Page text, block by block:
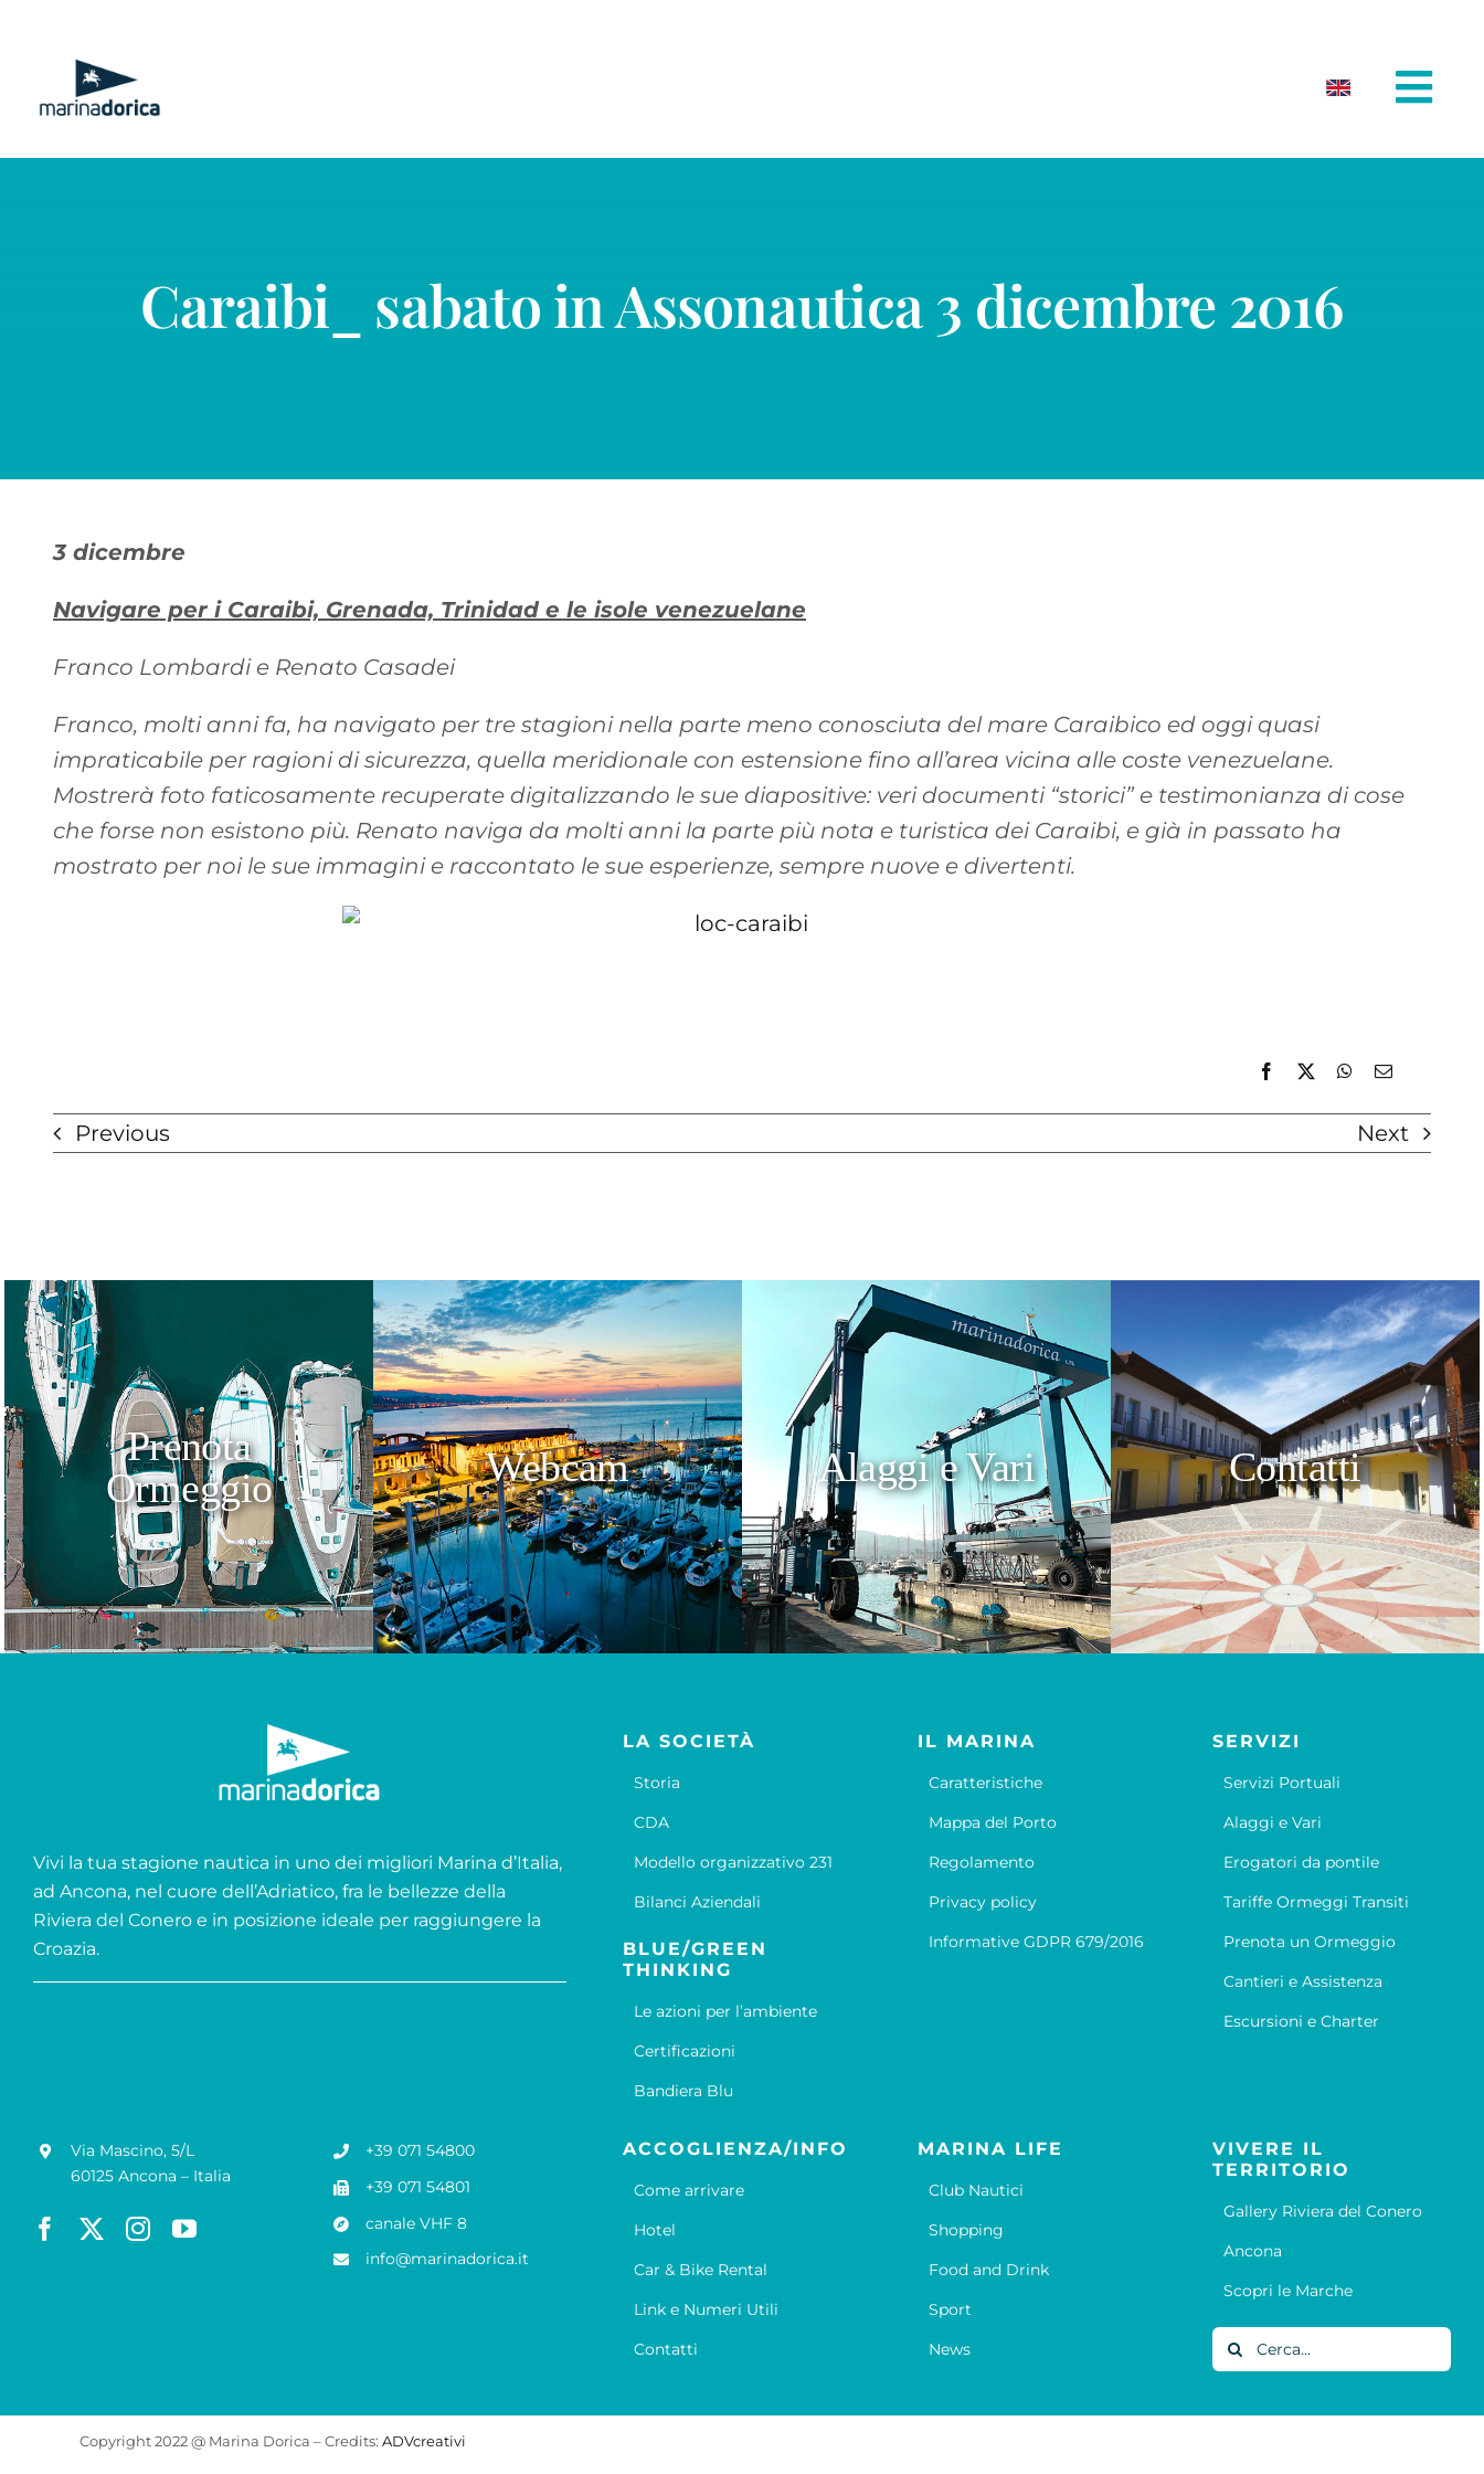
contenuto
Caraibi_ sabato in Assonautica 3 dicembre 2016
3 dicembre
Navigare per i Caraibi, Grenada, Trinidad e le isole venezuelane
Franco Lombardi e Renato Casadei
Franco, molti anni fa, ha navigato per tre stagioni nella parte meno conosciuta del mare Caraibico ed oggi quasi
impraticabile per ragioni di sicurezza, quella meridionale con estensione fino all’area vicina alle coste venezuelane.
Mostrerà foto faticosamente recuperate digitalizzando le sue diapositive: veri documenti “storici” e testimonianza di cose
che forse non esistono più. Renato naviga da molti anni la parte più nota e turistica dei Caraibi, e già in passato ha
mostrato per noi le sue immagini e raccontato le sue esperienze, sempre nuove e divertenti.
Previous Next
Prenota
Ormeggio
Webcam Alaggi e Vari Contatti
Vivi la tua stagione nautica in uno dei migliori Marina d’Italia,
ad Ancona, nel cuore dell’Adriatico, fra le bellezze della
Riviera del Conero e in posizione ideale per raggiungere la
Croazia.
LA SOCIETÀ
Storia
CDA
Modello organizzativo 231
Bilanci Aziendali
BLUE/GREEN
THINKING
Le azioni per l’ambiente
Certificazioni
Bandiera Blu
IL MARINA
Caratteristiche
Mappa del Porto
Regolamento
Privacy policy
Informative GDPR 679/2016
SERVIZI
Servizi Portuali
Alaggi e Vari
Erogatori da pontile
Tariffe Ormeggi Transiti
Prenota un Ormeggio
Cantieri e Assistenza
Escursioni e Charter
Via Mascino, 5/L
60125 Ancona – Italia
+39 071 54800
+39 071 54801
canale VHF 8
info@marinadorica.it
ACCOGLIENZA/INFO
Come arrivare
Hotel
Car & Bike Rental
Link e Numeri Utili
Contatti
MARINA LIFE
Club Nautici
Shopping
Food and Drink
Sport
News
VIVERE IL
TERRITORIO
Gallery Riviera del Conero
Ancona
Scopri le Marche
Cerca
per:
Copyright 2022 @ Marina Dorica – Credits: ADVcreativi